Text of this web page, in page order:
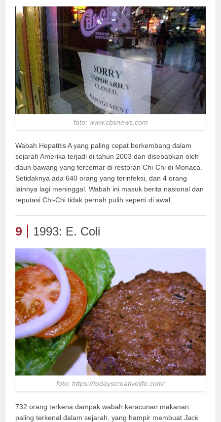
foto: www.cbsnews.com
Wabah Hepatitis A yang paling cepat berkembang dalam
sejarah Amerika terjadi di tahun 2003 dan disebabkan oleh
daun bawang yang tercemar di restoran Chi-Chi di Monaca.
Setidaknya ada 640 orang yang terinfeksi, dan 4 orang
lainnya lagi meninggal. Wabah ini masuk berita nasional dan
reputasi Chi-Chi tidak pernah pulih seperti di awal.
9 1993: E. Coli
foto: https://todayscreativelife.com/
732 orang terkena dampak wabah keracunan makanan
paling terkenal dalam sejarah, yang hampir membuatJack